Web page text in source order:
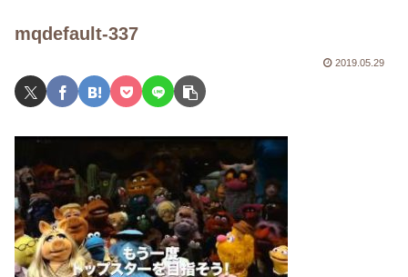
mqdefault-337
2019.05.29